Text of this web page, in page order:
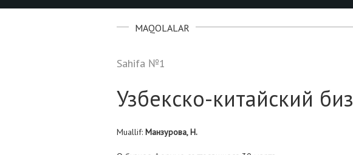
MAQOLALAR
Sahifa №1
Узбекско-китайский
Muallif: Манзурова, Н.